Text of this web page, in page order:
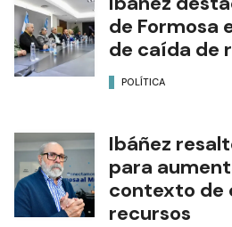
de Formosa
de caída de
POLÍTICA
Ibáñez
para
contexto de
recursos